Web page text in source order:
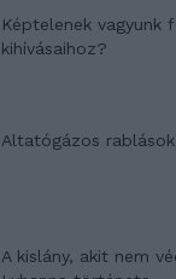
Képtelenek
kihívásaihoz?
Altatógázos
A kislány, akit nem